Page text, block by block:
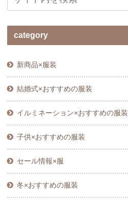
category
新商品×服装
結婚式×おすすめの服装
イルミネーション×おすすめの服装
子供×おすすめの服装
セール情報×服
冬×おすすめの服装